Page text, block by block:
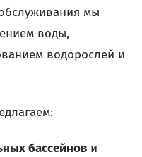
мы
воды,
водорослей и
бассейнов и